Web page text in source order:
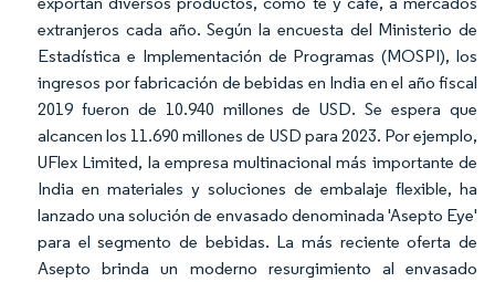
extranjeros cada año. Según la encuesta del Ministerio de
Estadística e Implementación de Programas (MOSPI), los
ingresos por fabricación de bebidas en India en el año fiscal
2019 fueron de 10.940 millones de USD. Se espera que
alcancen los 11.690 millones de USD para 2023. Por ejemplo,
UFlex Limited, la empresa multinacional más importante de
India en materiales y soluciones de embalaje flexible, ha
lanzado una solución de envasado denominada 'Asepto Eye'
para el segmento de bebidas. La más reciente oferta de
Asepto brinda un moderno resurgimiento al envasado